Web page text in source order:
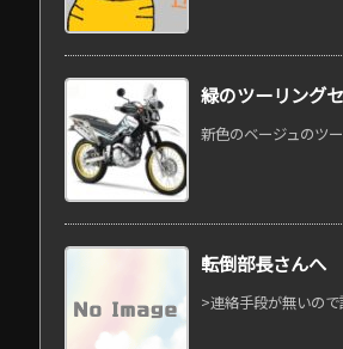
緑のツーリング
新色のベージュのツ
転倒部長さんへ
>連絡手段が無いの